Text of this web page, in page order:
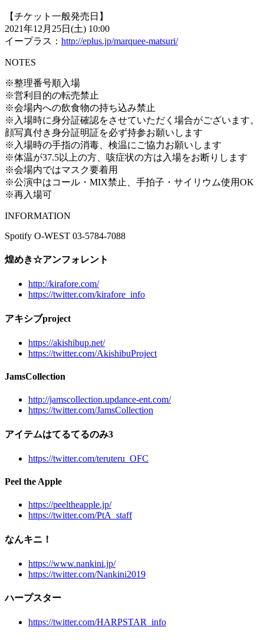
【チケット一般発売日】
2021年12月25日(土) 10:00
イープラス： http://eplus.jp/marquee-matsuri/
NOTES
※整理番号順入場
※営利目的の転売禁止
※会場内への飲食物の持ち込み禁止
※入場時に身分証確認をさせていただく場合がございます。
顔写真付き身分証明証を必ず持参お願いします
※入場時の手指の消毒、検温にご協力お願いします
※体温が37.5以上の方、咳症状の方は入場をお断りします
※会場内ではマスク要着用
※公演中はコール・MIX禁止、手拍子・サイリウム使用OK
※再入場可
INFORMATION
Spotify O-WEST 03-5784-7088
煌めき☆アンフォレント
http://kirafore.com/
https://twitter.com/kirafore_info
アキシブproject
https://akishibup.net/
https://twitter.com/AkishibuProject
JamsCollection
http://jamscollection.updance-ent.com/
https://twitter.com/JamsCollection
アイテムはてるてるのみ3
https://twitter.com/teruteru_OFC
Peel the Apple
https://peeltheapple.jp/
https://twitter.com/PtA_staff
なんキニ！
https://www.nankini.jp/
https://twitter.com/Nankini2019
ハープスター
https://twitter.com/HARPSTAR_info